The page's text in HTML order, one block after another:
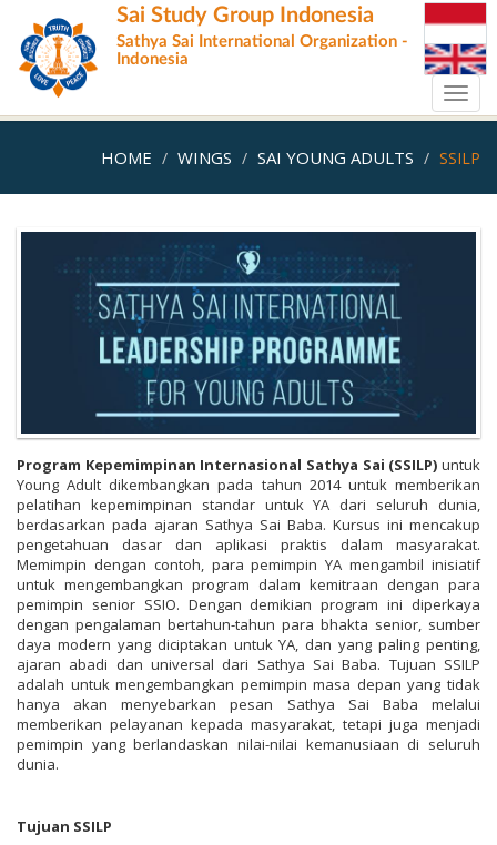
main
content
Sai Study Group Indonesia
Sathya Sai International Organization -
Indonesia
HOME WINGS SAI YOUNG ADULTS SSILP
Program Kepemimpinan Internasional Sathya Sai (SSILP) untuk
Young Adult dikembangkan pada tahun 2014 untuk memberikan
pelatihan kepemimpinan standar untuk YA dari seluruh dunia,
berdasarkan pada ajaran Sathya Sai Baba. Kursus ini mencakup
pengetahuan dasar dan aplikasi praktis dalam masyarakat.
Memimpin dengan contoh, para pemimpin YA mengambil inisiatif
untuk mengembangkan program dalam kemitraan dengan para
pemimpin senior SSIO. Dengan demikian program ini diperkaya
dengan pengalaman bertahun-tahun para bhakta senior, sumber
daya modern yang diciptakan untuk YA, dan yang paling penting,
ajaran abadi dan universal dari Sathya Sai Baba. Tujuan SSILP
adalah untuk mengembangkan pemimpin masa depan yang tidak
hanya akan menyebarkan pesan Sathya Sai Baba melalui
memberikan pelayanan kepada masyarakat, tetapi juga menjadi
pemimpin yang berlandaskan nilai-nilai kemanusiaan di seluruh
dunia.
Tujuan SSILP